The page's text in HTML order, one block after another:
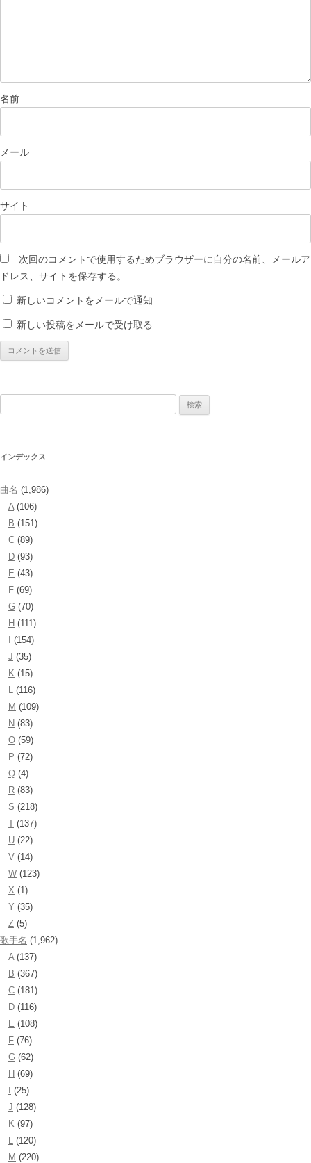
名前
メール
サイト
次回のコメントで使用するためブラウザーに自分の名前、メールア
ドレス、サイトを保存する。
新しいコメントをメールで通知
新しい投稿をメールで受け取る
インデックス
曲名 (1,986)
A(106)
B (151)
C (89)
D (93)
E (43)
F (69)
G (70)
H (111)
(154)
J (35)
K (15)
L (116)
M (109)
N (83)
O (59)
P (72)
Q (4)
R (83)
S (218)
T (137)
U (22)
V (14)
W (123)
X (1)
Y (35)
Z (5)
歌手名 (1,962)
A(137)
B (367)
C (181)
D (116)
E (108)
F (76)
G (62)
H (69)
(25)
J (128)
K (97)
L (120)
M (220)